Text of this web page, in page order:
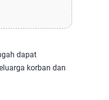
dapat
korban dan